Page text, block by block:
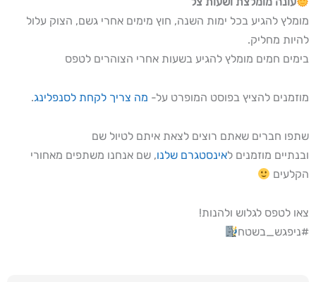
מומלץ להגיע בכל ימות השנה, חוץ מימים אחרי גשם, הצוק עלול
להיות מחליק.
בימים חמים מומלץ להגיע בשעות אחרי הצוהרים לטפס
מוזמנים להציץ בפוסט המופרט על- מה צריך לקחת לסנפלינג.
שתפו חברים שאתם רוצים לצאת איתם לטיול שם
ובנתיים מוזמנים לאינסטגרם שלנו, שם אנחנו משתפים מאחורי
הקלעים
צאו לטפס לגלוש ולהנות!
#ניפגש_בשטח